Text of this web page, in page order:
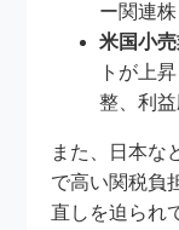
ー関連
米国小
トが上
整、利益
また、日本な
で高い関税負
直しを迫られ